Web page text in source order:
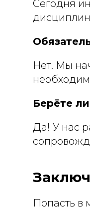
Сегодня
Нет. Мы
Берёте
Да! У нас
Попасть в